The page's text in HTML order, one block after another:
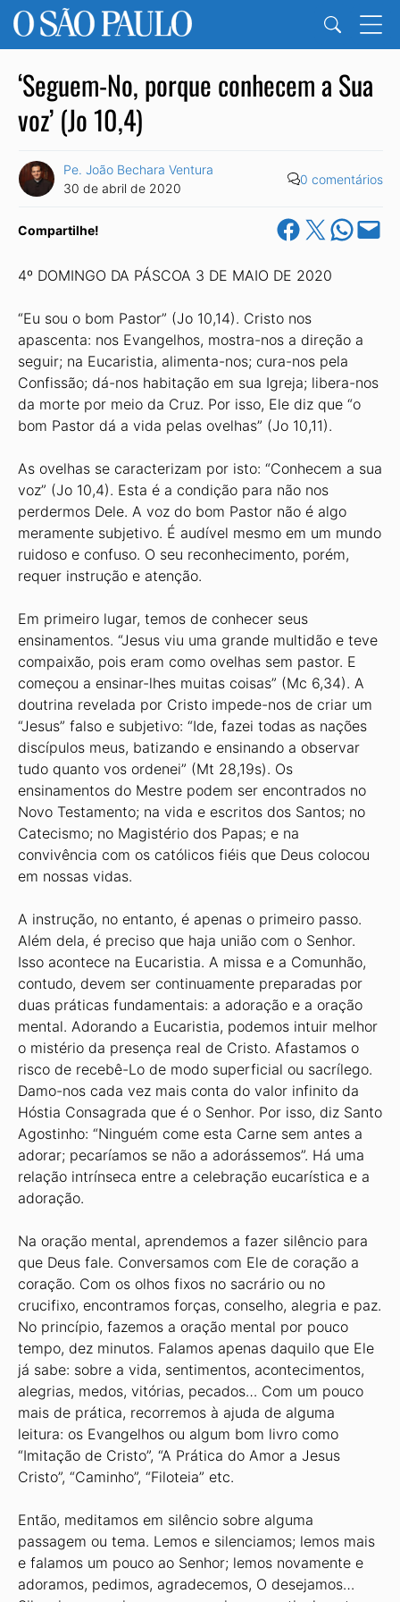
‘Seguem-No, porque conhecem a Sua
voz’ (Jo 10,4)
Pe. João Bechara Ventura
30 de abril de 2020
0 comentários
Compartilhe! Share on Facebook
Share on X Share on
Email this
4º DOMINGO DA PÁSCOA 3 DE MAIO DE 2020
“Eu sou o bom Pastor” (Jo 10,14). Cristo nos
apascenta: nos Evangelhos, mostra-nos a direção a
seguir; na Eucaristia, alimenta-nos; cura-nos pela
Confissão; dá-nos habitação em sua Igreja; libera-nos
da morte por meio da Cruz. Por isso, Ele diz que “o
bom Pastor dá a vida pelas ovelhas” (Jo 10,11).
As ovelhas se caracterizam por isto: “Conhecem a sua
voz” (Jo 10,4). Esta é a condição para não nos
perdermos Dele. A voz do bom Pastor não é algo
meramente subjetivo. É audível mesmo em um mundo
ruidoso e confuso. O seu reconhecimento, porém,
requer instrução e atenção.
Em primeiro lugar, temos de conhecer seus
ensinamentos. “Jesus viu uma grande multidão e teve
compaixão, pois eram como ovelhas sem pastor. E
começou a ensinar-lhes muitas coisas” (Mc 6,34). A
doutrina revelada por Cristo impede-nos de criar um
“Jesus” falso e subjetivo: “Ide, fazei todas as nações
discípulos meus, batizando e ensinando a observar
tudo quanto vos ordenei” (Mt 28,19s). Os
ensinamentos do Mestre podem ser encontrados no
Novo Testamento; na vida e escritos dos Santos; no
Catecismo; no Magistério dos Papas; e na
convivência com os católicos fiéis que Deus colocou
em nossas vidas.
A instrução, no entanto, é apenas o primeiro passo.
Além dela, é preciso que haja união com o Senhor.
Isso acontece na Eucaristia. A missa e a Comunhão,
contudo, devem ser continuamente preparadas por
duas práticas fundamentais: a adoração e a oração
mental. Adorando a Eucaristia, podemos intuir melhor
o mistério da presença real de Cristo. Afastamos o
risco de recebê-Lo de modo superficial ou sacrílego.
Damo-nos cada vez mais conta do valor infinito da
Hóstia Consagrada que é o Senhor. Por isso, diz Santo
Agostinho: “Ninguém come esta Carne sem antes a
adorar; pecaríamos se não a adorássemos”. Há uma
relação intrínseca entre a celebração eucarística e a
adoração.
Na oração mental, aprendemos a fazer silêncio para
que Deus fale. Conversamos com Ele de coração a
coração. Com os olhos fixos no sacrário ou no
crucifixo, encontramos forças, conselho, alegria e paz.
No princípio, fazemos a oração mental por pouco
tempo, dez minutos. Falamos apenas daquilo que Ele
já sabe: sobre a vida, sentimentos, acontecimentos,
alegrias, medos, vitórias, pecados… Com um pouco
mais de prática, recorremos à ajuda de alguma
leitura: os Evangelhos ou algum bom livro como
“Imitação de Cristo”, “A Prática do Amor a Jesus
Cristo”, “Caminho”, “Filoteia” etc.
Então, meditamos em silêncio sobre alguma
passagem ou tema. Lemos e silenciamos; lemos mais
e falamos um pouco ao Senhor; lemos novamente e
adoramos, pedimos, agradecemos, O desejamos…